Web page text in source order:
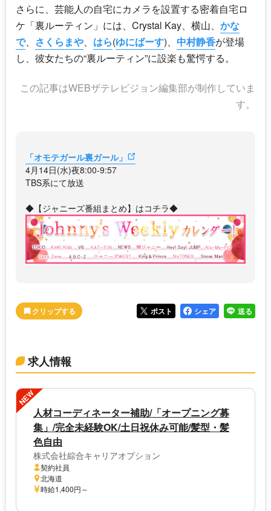
さらに、芸能人の自宅にカメラを設置する密着自宅ロ
ケ「裏ルーティン」には、 Crystal Kay、横山、 かな
で、 さくらまや、 はら(ゆにばーす)、 中村静香が登場
し、彼女たちの“裏ルーティン”に設楽も驚愕する。
この記事はWEBザテレビジョン編集部が制作していま
す。
「オモテガール裏ガール」
4月14日(水)夜8:00-9:57
TBS系にて放送
◆【ジャニーズ番組まとめ】はコチラ◆
ポスト シェア 送る
求人情報
NEW
人材コーディネーター補助/「オープニング募
集」/完全未経験OK/土日祝休み可能/髪型・髪
色自由
株式会社綜合キャリアオプション
契約社員
北海道
時給1,400円～